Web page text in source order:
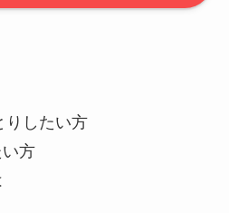
りしたい方
い方